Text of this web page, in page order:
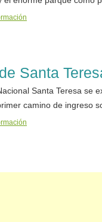
Santa
Santa Teresa se
camino de ingreso